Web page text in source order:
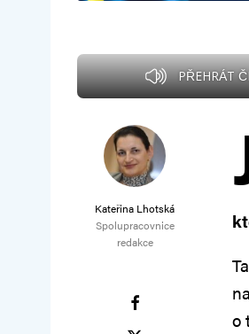
PŘEHRÁT
Kateřina Lhotská
Spolupracovnice
redakce
o